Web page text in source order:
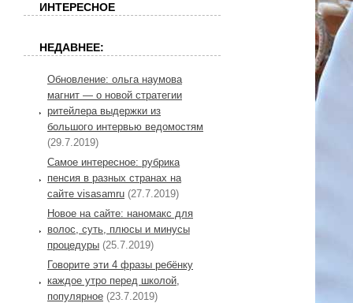
ИНТЕРЕСНОЕ
НЕДАВНЕЕ:
Обновление: ольга наумова
магнит — о новой стратегии
ритейлера выдержки из
большого интервью ведомостям
(29.7.2019)
Самое интересное: рубрика
пенсия в разных странах на
сайте visasamru (27.7.2019)
Новое на сайте: наномакс для
волос, суть, плюсы и минусы
процедуры (25.7.2019)
Говорите эти 4 фразы ребёнку
каждое утро перед школой,
популярное (23.7.2019)